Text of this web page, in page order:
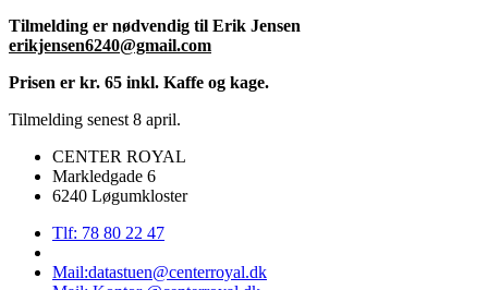
Tilmelding er nødvendig til Erik Jensen
erikjensen6240@gmail.com
Prisen er kr. 65 inkl. Kaffe og kage.
Tilmelding senest 8 april.
CENTER ROYAL
Markledgade 6
6240 Løgumkloster
Tlf: 78 80 22 47
Mail:datastuen@centerroyal.dk